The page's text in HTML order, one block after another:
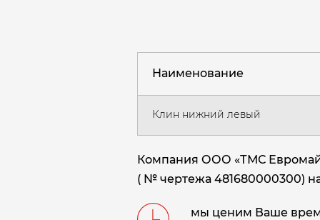
Наименование
Клин нижний левый
Компания ООО «ТМС
( № чертежа 481680000300)
мы ценим Ваше